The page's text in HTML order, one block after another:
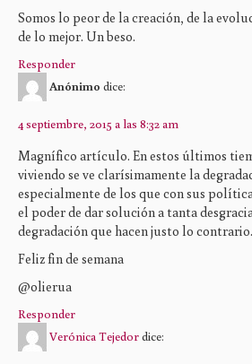
Somos lo peor de la creación, de la
de lo mejor. Un beso.
Responder
Anónimo dice:
4 septiembre, 2015 a las 8:32 am
Magnífico artículo. En estos últimos
viviendo se ve clarísimamente la
especialmente de los que con sus
el poder de dar solución a tanta
degradación que hacen justo lo contrario.
Feliz fin de semana
@olierua
Responder
Verónica Tejedordice: